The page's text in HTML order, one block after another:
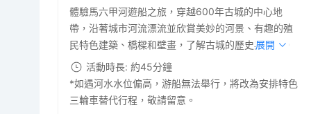
體驗馬六甲河遊船之旅，穿越600年古城的中心地
帶，沿著城市河流漂流並欣賞美妙的河景、有趣的殖
民特色建築、橋樑和壁畫，了解古城的歷史與文化。
展開
活動時長: 約45分鐘
*如遇河水水位偏高，游船無法舉行，將改為安排特色
三輪車替代行程，敬請留意。